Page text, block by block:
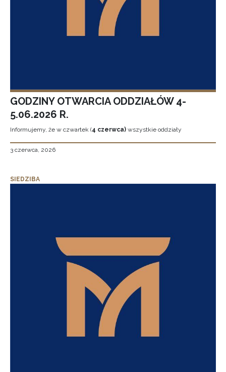
GODZINY OTWARCIA ODDZIAŁÓW 4-
5.06.2026 R.
Informujemy, że w czwartek (4 czerwca) wszystkie oddziały
3 czerwca, 2026
SIEDZIBA